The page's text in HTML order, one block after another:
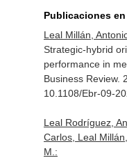
Publicaciones
Leal Millán,
Strategic-hybrid
performance in
Business Review.
10.1108/Ebr-09-
Leal Rodríguez,
Carlos, Leal
M.: